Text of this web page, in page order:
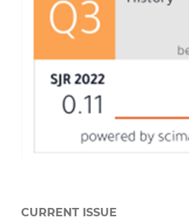
CURRENT ISSUE